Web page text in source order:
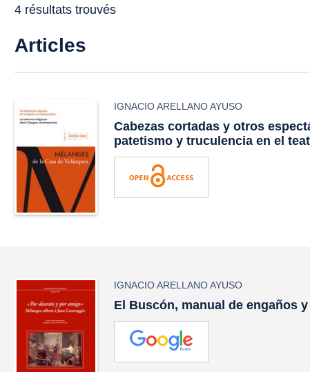
4 résultats trouvés
Articles
IGNACIO ARELLANO AYUSO
Cabezas cortadas y otros
patetismo y truculencia en el
IGNACIO ARELLANO AYUSO
El Buscón, manual de engaños